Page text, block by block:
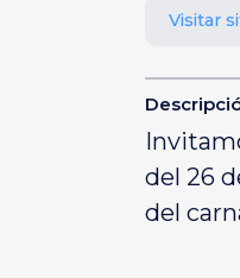
Visitar
del 26
del